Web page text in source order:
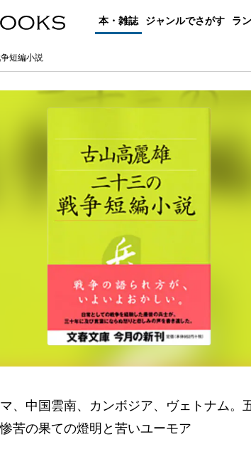
本・雑誌 ジャンルでさがす ラ
短編小説
、中国雲南、カンボジア、ヴェトナム。
苦の果ての燈明と苦いユーモア